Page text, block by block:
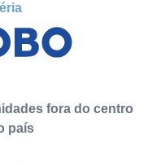
fora do centro
país